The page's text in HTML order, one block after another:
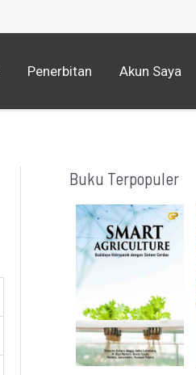
Penerbitan Akun Saya
Buku Terpopuler